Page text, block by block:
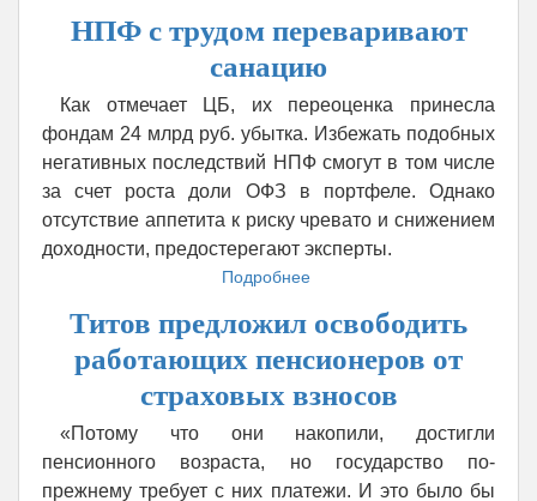
ряда
вызван
отрицательной
переоценкой
вложений
НПФ с трудом переваривают
санацию
Как отмечает ЦБ, их переоценка принесла
фондам 24 млрд руб. убытка. Избежать подобных
негативных последствий НПФ смогут в том числе
за счет роста доли ОФЗ в портфеле. Однако
отсутствие аппетита к риску чревато и снижением
доходности, предостерегают эксперты.
Подробнеео
с
переваривают
санацию
Титов предложил освободить
работающих пенсионеров от
страховых взносов
«Потому что они накопили, достигли
пенсионного возраста, но государство по-
прежнему требует с них платежи. И это было бы